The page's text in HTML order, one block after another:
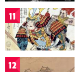
11
12